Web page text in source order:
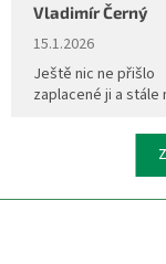
Vladimír Černý
Hodnocení
15.1.2026
Ještě nic ne přišlo
zaplacené ji a stále